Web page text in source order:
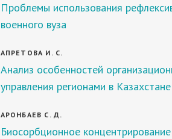
Проблемы использования
военного вуза
АПРЕТОВА И. С.
Анализ особенностей
управления регионами в Казахстане
АРОНБАЕВ С. Д.
Биосорбционное